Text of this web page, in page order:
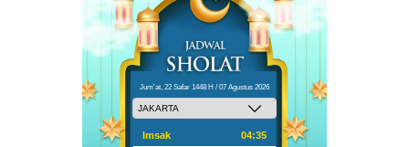
Jum'at, 22 Safar 1448 H / 07 Agustus 2026
Imsak 04:35